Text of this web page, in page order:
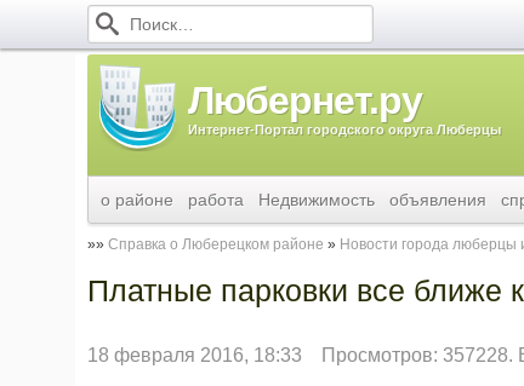
Любернет.ру
Интернет-Портал городского округа Люберцы
о районе работа Недвижимость объявления
Справка о Люберецком районе Новости города люберцы
Платные парковки все ближе
18 февраля 2016, 18:33 Просмотров: 357228.